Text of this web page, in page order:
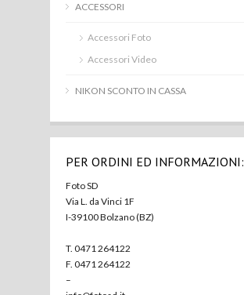
ACCESSORI
Accessori Foto
Accessori Video
NIKON SCONTO IN CASSA
PER ORDINI ED INFORMAZIONI:
Foto SD
Via L. da Vinci 1F
I-39100 Bolzano (BZ)
T. 0471 264122
F. 0471 264122
–